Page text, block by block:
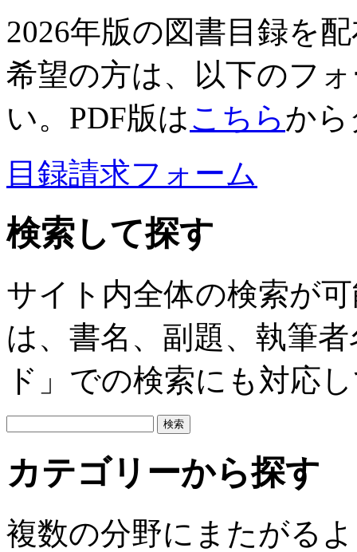
2026年版の図書目録を
希望の方は、以下のフ
い。PDF版はこちらか
目録請求フォーム
検索して探す
サイト内全体の検索が
は、書名、副題、執筆
ド」での検索にも対応
カテゴリーから探す
複数の分野にまたがる